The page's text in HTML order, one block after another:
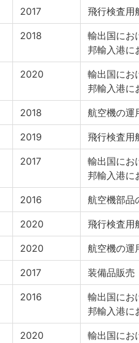
2017 飛行検査用
2018
輸出国にお
邦輸入港に
2020
輸出国にお
邦輸入港に
2018 航空機の運
2019 飛行検査用
2017
輸出国にお
邦輸入港に
2016 航空機部
2020 飛行検査用
2020 航空機の運
2017 装備品販売
2016
輸出国にお
邦輸入港に
2020
輸出国にお